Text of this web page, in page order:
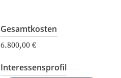
Gesamtkosten
6.800,00 €
Interessensprofil